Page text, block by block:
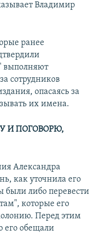
Владимир
ранее
выполняют
сотрудников
опасаясь за
их имена.
И ПОГОВОРЮ,
Александра
как уточнила его
были либо перевести
которые его
Перед этим
его обещали